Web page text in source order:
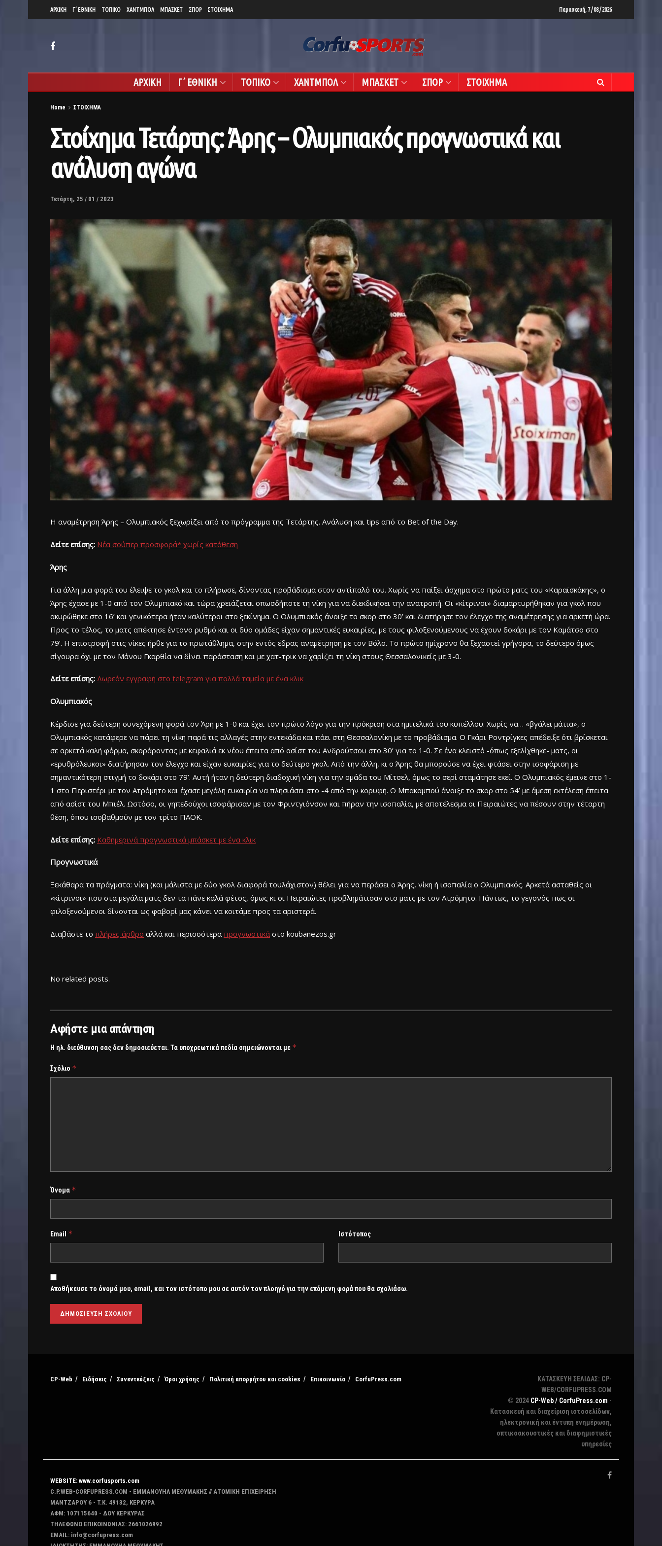
ΑΡΧΙΚΗ Γ΄ ΕΘΝΙΚΗ ΤΟΠΙΚΟ ΧΑΝΤΜΠΟΛ ΜΠΑΣΚΕΤ ΣΠΟΡ ΣΤΟΙΧΗΜΑ Παρασκευή, 7 / 08 / 2026
ΑΡΧΙΚΗ Γ΄ ΕΘΝΙΚΗ ΤΟΠΙΚΟ ΧΑΝΤΜΠΟΛ ΜΠΑΣΚΕΤ ΣΠΟΡ ΣΤΟΙΧΗΜΑ
Home ΣΤΟΙΧΗΜΑ
Στοίχημα Τετάρτης: Άρης – Ολυμπιακός προγνωστικά και
ανάλυση αγώνα
Τετάρτη, 25 / 01 / 2023
Η αναμέτρηση Άρης – Ολυμπιακός ξεχωρίζει από το πρόγραμμα της Τετάρτης. Ανάλυση και tips από το Bet of the Day.
Δείτε επίσης: Νέα σούπερ προσφορά* χωρίς κατάθεση
Άρης
Για άλλη μια φορά του έλειψε το γκολ και το πλήρωσε, δίνοντας προβάδισμα στον αντίπαλό του. Χωρίς να παίξει άσχημα στο πρώτο ματς του «Καραϊσκάκης», ο
Άρης έχασε με 1-0 από τον Ολυμπιακό και τώρα χρειάζεται οπωσδήποτε τη νίκη για να διεκδικήσει την ανατροπή. Οι «κίτρινοι» διαμαρτυρήθηκαν για γκολ που
ακυρώθηκε στο 16’ και γενικότερα ήταν καλύτεροι στο ξεκίνημα. Ο Ολυμπιακός άνοιξε το σκορ στο 30’ και διατήρησε τον έλεγχο της αναμέτρησης για αρκετή ώρα.
Προς το τέλος, το ματς απέκτησε έντονο ρυθμό και οι δύο ομάδες είχαν σημαντικές ευκαιρίες, με τους φιλοξενούμενους να έχουν δοκάρι με τον Καμάτσο στο
79’. Η επιστροφή στις νίκες ήρθε για το πρωτάθλημα, στην εντός έδρας αναμέτρηση με τον Βόλο. Το πρώτο ημίχρονο θα ξεχαστεί γρήγορα, το δεύτερο όμως
σίγουρα όχι με τον Μάνου Γκαρθία να δίνει παράσταση και με χατ-τρικ να χαρίζει τη νίκη στους Θεσσαλονικείς με 3-0.
Δείτε επίσης: Δωρεάν εγγραφή στο telegram για πολλά ταμεία με ένα κλικ
Ολυμπιακός
Κέρδισε για δεύτερη συνεχόμενη φορά τον Άρη με 1-0 και έχει τον πρώτο λόγο για την πρόκριση στα ημιτελικά του κυπέλλου. Χωρίς να… «βγάλει μάτια», ο
Ολυμπιακός κατάφερε να πάρει τη νίκη παρά τις αλλαγές στην εντεκάδα και πάει στη Θεσσαλονίκη με το προβάδισμα. Ο Γκάρι Ροντρίγκες απέδειξε ότι βρίσκεται
σε αρκετά καλή φόρμα, σκοράροντας με κεφαλιά εκ νέου έπειτα από ασίστ του Ανδρούτσου στο 30’ για το 1-0. Σε ένα κλειστό -όπως εξελίχθηκε- ματς, οι
«ερυθρόλευκοι» διατήρησαν τον έλεγχο και είχαν ευκαιρίες για το δεύτερο γκολ. Από την άλλη, κι ο Άρης θα μπορούσε να έχει φτάσει στην ισοφάριση με
σημαντικότερη στιγμή το δοκάρι στο 79’. Αυτή ήταν η δεύτερη διαδοχική νίκη για την ομάδα του Μίτσελ, όμως το σερί σταμάτησε εκεί. Ο Ολυμπιακός έμεινε στο 1-
1 στο Περιστέρι με τον Ατρόμητο και έχασε μεγάλη ευκαιρία να πλησιάσει στο -4 από την κορυφή. Ο Μπακαμπού άνοιξε το σκορ στο 54’ με άμεση εκτέλεση έπειτα
από ασίστ του Μπιέλ. Ωστόσο, οι γηπεδούχοι ισοφάρισαν με τον Φριντγιόνσον και πήραν την ισοπαλία, με αποτέλεσμα οι Πειραιώτες να πέσουν στην τέταρτη
θέση, όπου ισοβαθμούν με τον τρίτο ΠΑΟΚ.
Δείτε επίσης: Καθημερινά προγνωστικά μπάσκετ με ένα κλικ
Προγνωστικά
Ξεκάθαρα τα πράγματα: νίκη (και μάλιστα με δύο γκολ διαφορά τουλάχιστον) θέλει για να περάσει ο Άρης, νίκη ή ισοπαλία ο Ολυμπιακός. Αρκετά ασταθείς οι
«κίτρινοι» που στα μεγάλα ματς δεν τα πάνε καλά φέτος, όμως κι οι Πειραιώτες προβλημάτισαν στο ματς με τον Ατρόμητο. Πάντως, το γεγονός πως οι
φιλοξενούμενοι δίνονται ως φαβορί μας κάνει να κοιτάμε προς τα αριστερά.
Διαβάστε το πλήρες άρθρο αλλά και περισσότερα προγνωστικά στο koubanezos.gr
No related posts.
Αφήστε μια απάντηση
Η ηλ. διεύθυνση σας δεν δημοσιεύεται. Τα υποχρεωτικά πεδία σημειώνονται με *
Σχόλιο *
Όνομα *
Email * Ιστότοπος
Αποθήκευσε το όνομά μου, email, και τον ιστότοπο μου σε αυτόν τον πλοηγό για την επόμενη φορά που θα σχολιάσω.
CP-Web Ειδήσεις Συνεντεύξεις Όροι χρήσης Πολιτική απορρήτου και cookies Επικοινωνία CorfuPress.com
ΚΑΤΑΣΚΕΥΗ ΣΕΛΙΔΑΣ: CP-
WEB/CORFUPRESS.COM
© 2024 CP-Web / CorfuPress.com -
Κατασκευή και διαχείριση ιστοσελίδων,
ηλεκτρονική και έντυπη ενημέρωση,
οπτικοακουστικές και διαφημιστικές
υπηρεσίες
WEBSITE: www.corfusports.com
C.P.WEB-CORFUPRESS.COM - ΕΜΜΑΝΟΥΗΛ ΜΕΘΥΜΑΚΗΣ // ΑΤΟΜΙΚΗ ΕΠΙΧΕΙΡΗΣΗ
MANTZAΡΟΥ 6 - T.K. 49132, ΚΕΡΚΥΡΑ
ΑΦΜ: 107115640 - ΔΟΥ ΚΕΡΚΥΡΑΣ
ΤΗΛΕΦΩΝΟ ΕΠΙΚΟΙΝΩΝΙΑΣ: 2661026992
EMAIL: info@corfupress.com